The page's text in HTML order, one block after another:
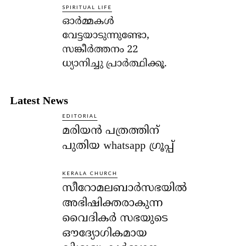
SPIRITUAL LIFE
ഓര്‍മ്മകള്‍
വേട്ടയാടുന്നുണ്ടോ,
സങ്കീര്‍ത്തനം 22
ധ്യാനിച്ചു പ്രാര്‍ത്ഥിക്കൂ.
Latest News
EDITORIAL
മരിയൻ പത്രത്തിന്
പുതിയ whatsapp ഗ്രൂപ്പ്
KERALA CHURCH
സീറോമലബാർസഭയിൽ
അഭിഷിക്തരാകുന്ന
വൈദികർ സഭയുടെ
ഔദ്യോഗികമായ